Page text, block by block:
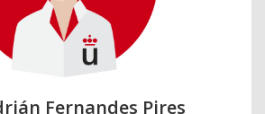
Fernandes Pires